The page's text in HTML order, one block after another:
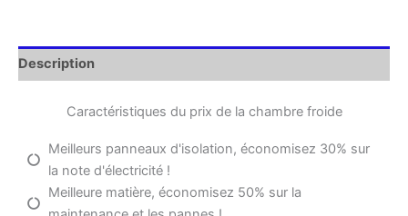
Description
Caractéristiques du prix de la chambre froide
Meilleurs panneaux d'isolation, économisez 30% sur
la note d'électricité !
Meilleure matière, économisez 50% sur la